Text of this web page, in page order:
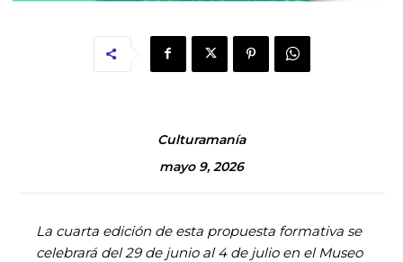
Culturamanía
mayo 9, 2026
La cuarta edición de esta propuesta formativa se
celebrará del 29 de junio al 4 de julio en el Museo